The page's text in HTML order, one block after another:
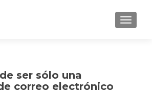
ser sólo una
correo electrónico